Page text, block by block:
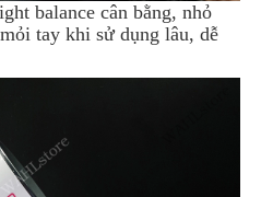
balance cân bằng, nhỏ
tay khi sử dụng lâu, dễ